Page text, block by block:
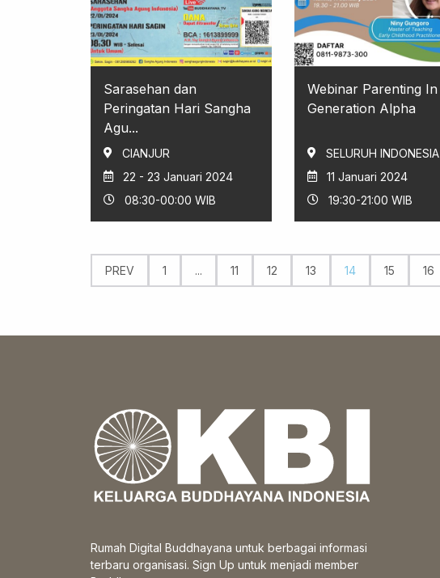
Sarasehan dan
Peringatan Hari Sangha
Agu...
CIANJUR
22 - 23 Januari 2024
08:30-00:00 WIB
Webinar Parenting In
Generation Alpha
SELURUH INDONESIA
11 Januari 2024
19:30-21:00 WIB
PREV 1 ... 11 12 13 14 15 16
Rumah Digital Buddhayana untuk berbagai informasi
terbaru organisasi. Sign Up untuk menjadi member